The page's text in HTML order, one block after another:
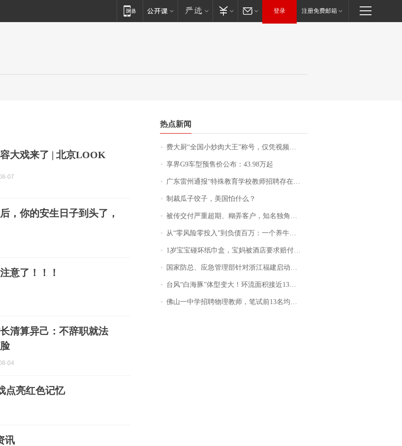
登录 注册免费邮箱
大戏来了 | 北京LOOK
07
，你的安生日子到头了，
意了！！！
清算异己：不辞职就法
04
点亮红色记忆
讯
热点新闻
费大厨“全国小炒肉大王”称号，仅凭视频评出？中国烹饪协会回应
享界G9车型预售价公布：43.98万起
广东雷州通报“特殊教育学校教师招聘存在违规行为”：已启动问责程序 副校长被停职
制裁瓜子饺子，美国怕什么？
被传交付严重超期、糊弄客户，知名独角兽车企创始人回应：都没证据，将依法采取措施，“本人长期与美国交管局保持沟通，对方表示肯定”
从“零风险零投入”到负债百万：一个养牛项目崩盘后，谁该为农户的贷款买单丨红星调查
1岁宝宝碰坏纸巾盒，宝妈被酒店要求赔付924元！三亚一酒店回复：骨瓷定制！网友一查价格，吵翻了
国家防总、应急管理部针对浙江福建启动防汛防台风四级应急响应
台风“白海豚”体型变大！环流面积接近13个浙江那么大
佛山一中学招聘物理教师，笔试前13名均遭淘汰？教育局：已叫停招聘，成立调查组全面核查